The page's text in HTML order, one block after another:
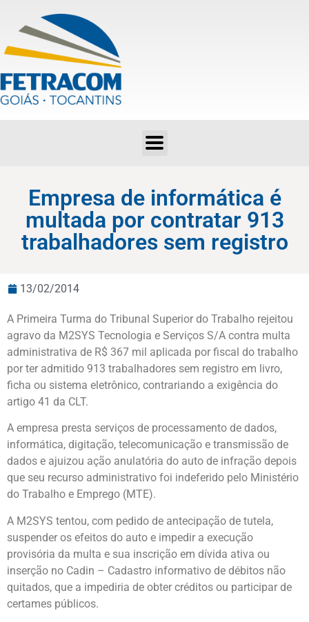
Empresa de informática é
multada por contratar 913
trabalhadores sem registro
13/02/2014
A Primeira Turma do Tribunal Superior do Trabalho rejeitou
agravo da M2SYS Tecnologia e Serviços S/A contra multa
administrativa de R$ 367 mil aplicada por fiscal do trabalho
por ter admitido 913 trabalhadores sem registro em livro,
ficha ou sistema eletrônico, contrariando a exigência do
artigo 41 da CLT.
A empresa presta serviços de processamento de dados,
informática, digitação, telecomunicação e transmissão de
dados e ajuizou ação anulatória do auto de infração depois
que seu recurso administrativo foi indeferido pelo Ministério
do Trabalho e Emprego (MTE).
A M2SYS tentou, com pedido de antecipação de tutela,
suspender os efeitos do auto e impedir a execução
provisória da multa e sua inscrição em dívida ativa ou
inserção no Cadin – Cadastro informativo de débitos não
quitados, que a impediria de obter créditos ou participar de
certames públicos.